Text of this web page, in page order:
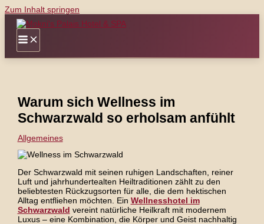
Zum Inhalt springen
Warum sich Wellness im
Schwarzwald so erholsam anfühlt
Allgemeines
Der Schwarzwald mit seinen ruhigen Landschaften, reiner
Luft und jahrhundertealten Heiltraditionen zählt zu den
beliebtesten Rückzugsorten für alle, die dem hektischen
Alltag entfliehen möchten. Ein Wellnesshotel im
Schwarzwald vereint natürliche Heilkraft mit modernem
Luxus – eine Kombination, die Körper und Geist nachhaltig